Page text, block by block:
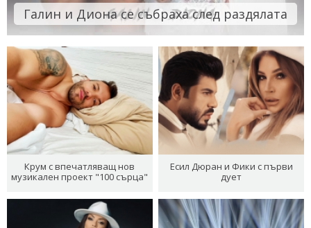
Галин и Диона се събраха след раздялата
Крум с впечатляващ нов
музикален проект "100 сърца"
Есил Дюран и Фики с първи
дует